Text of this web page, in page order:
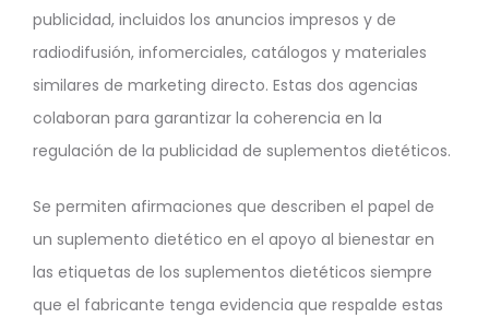
publicidad, incluidos los anuncios impresos y de
radiodifusión, infomerciales, catálogos y materiales
similares de marketing directo. Estas dos agencias
colaboran para garantizar la coherencia en la
regulación de la publicidad de suplementos dietéticos.
Se permiten afirmaciones que describen el papel de
un suplemento dietético en el apoyo al bienestar en
las etiquetas de los suplementos dietéticos siempre
que el fabricante tenga evidencia que respalde estas